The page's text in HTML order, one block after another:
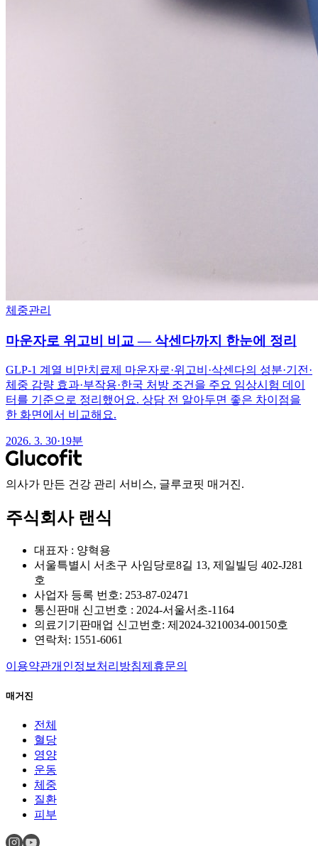
체중관리
마운자로 위고비 비교 — 삭센다까지 한눈에 정리
GLP-1 계열 비만치료제 마운자로·위고비·삭센다의 성분·기전·
체중 감량 효과·부작용·한국 처방 조건을 주요 임상시험 데이
터를 기준으로 정리했어요. 상담 전 알아두면 좋은 차이점을
한 화면에서 비교해요.
2026. 3. 30·19분
의사가 만든 건강 관리 서비스, 글루코핏 매거진.
주식회사 랜식
대표자 : 양혁용
서울특별시 서초구 사임당로8길 13, 제일빌딩 402-J281
호
사업자 등록 번호: 253-87-02471
통신판매 신고번호 : 2024-서울서초-1164
의료기기판매업 신고번호: 제2024-3210034-00150호
연락처: 1551-6061
이용약관개인정보처리방침제휴문의
매거진
전체
혈당
영양
운동
체중
질환
피부